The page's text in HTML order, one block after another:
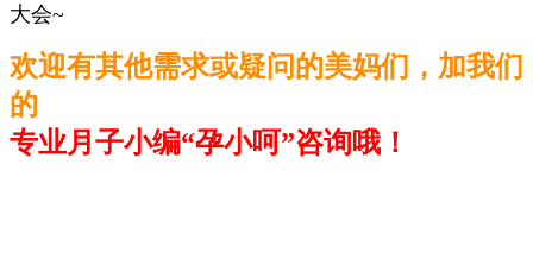
大会~
欢迎有其他需求或疑问的美妈们， 加我们
的
专业月子小编“孕小呵”咨询哦！